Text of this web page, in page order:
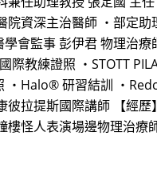
院資深主治醫師 ・部定
會監事 彭伊君 物理治療
際教練證照 ・STOTT
・Halo® 研習結訓 ・
彼拉提斯國際講師 【經
樓怪人表演場邊物理治療